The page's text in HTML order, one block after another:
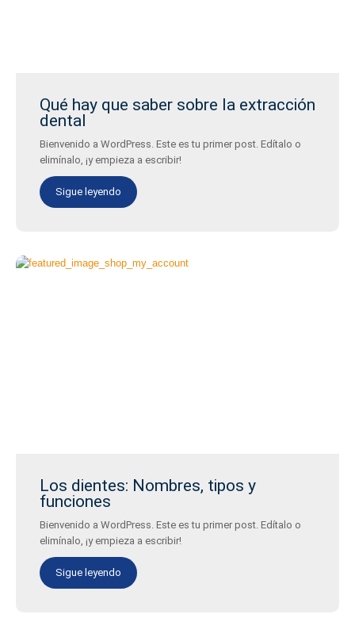
Qué hay que saber sobre la extracción
dental
Bienvenido a WordPress. Este es tu primer post. Edítalo o
elimínalo, ¡y empieza a escribir!
Sigue leyendo
Los dientes: Nombres, tipos y
funciones
Bienvenido a WordPress. Este es tu primer post. Edítalo o
elimínalo, ¡y empieza a escribir!
Sigue leyendo